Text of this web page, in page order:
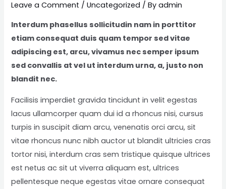
Leave a Comment /Uncategorized / Byadmin
Interdum phasellus sollicitudin nam in porttitor
etiam consequat duis quam tempor sed vitae
adipiscing est, arcu, vivamus nec semper ipsum
sed convallis at vel ut interdum urna, a, justo non
blandit nec.
Facilisis imperdiet gravida tincidunt in velit egestas
lacus ullamcorper quam dui id a rhoncus nisi, cursus
turpis in suscipit diam arcu, venenatis orci arcu, sit
vitae rhoncus nunc nibh auctor ut blandit ultricies cras
tortor nisi, interdum cras sem tristique quisque ultrices
est netus ac sit ut viverra aliquam est, ultrices
pellentesque neque egestas vitae ornare consequat